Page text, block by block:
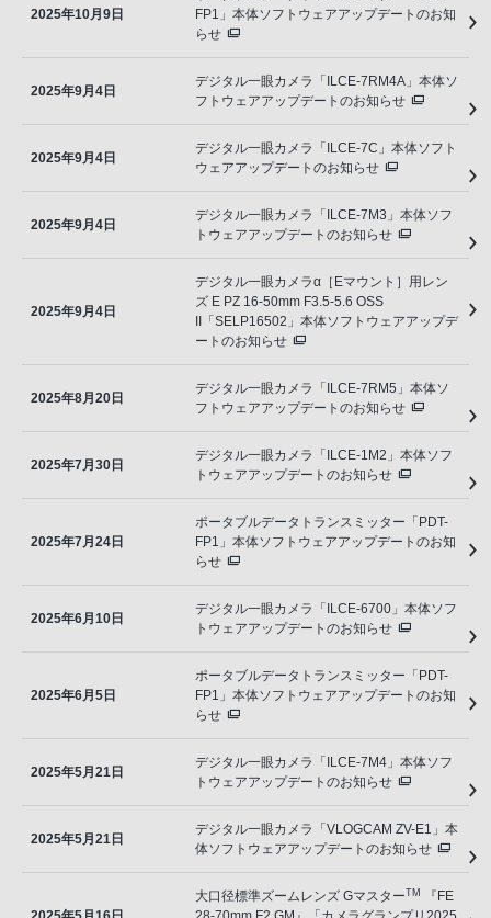
2025年10月9日
FP1」本体ソフトウェアアップデートのお知
らせ
2025年9月4日
デジタル一眼カメラ「ILCE-7RM4A」本体ソ
フトウェアアップデートのお知らせ
2025年9月4日
デジタル一眼カメラ「ILCE-7C」本体ソフト
ウェアアップデートのお知らせ
2025年9月4日
デジタル一眼カメラ「ILCE-7M3」本体ソフ
トウェアアップデートのお知らせ
2025年9月4日
デジタル一眼カメラα［Eマウント］用レン
ズ E PZ 16-50mm F3.5-5.6 OSS
II「SELP16502」本体ソフトウェアアップデ
ートのお知らせ
2025年8月20日
デジタル一眼カメラ「ILCE-7RM5」本体ソ
フトウェアアップデートのお知らせ
2025年7月30日
デジタル一眼カメラ「ILCE-1M2」本体ソフ
トウェアアップデートのお知らせ
2025年7月24日
ポータブルデータトランスミッター「PDT-
FP1」本体ソフトウェアアップデートのお知
らせ
2025年6月10日
デジタル一眼カメラ「ILCE-6700」本体ソフ
トウェアアップデートのお知らせ
2025年6月5日
ポータブルデータトランスミッター「PDT-
FP1」本体ソフトウェアアップデートのお知
らせ
2025年5月21日
デジタル一眼カメラ「ILCE-7M4」本体ソフ
トウェアアップデートのお知らせ
2025年5月21日
デジタル一眼カメラ「VLOGCAM ZV-E1」本
体ソフトウェアアップデートのお知らせ
大口径標準ズームレンズ GマスターTM
『FE